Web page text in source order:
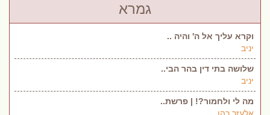
גמרא
וקרא עליך אל ה' והיה ..
יניב
שלושה בתי דין בהר הבי..
יניב
מה לי ולחמור?! | פרשת..